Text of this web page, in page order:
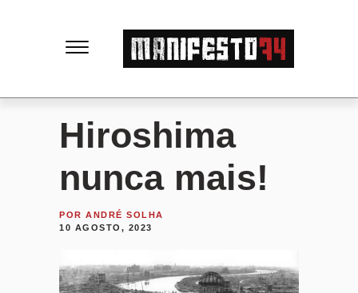
M
a
n
i
f
e
Hiroshima
nunca mais!
POR ANDRÉ SOLHA
10 AGOSTO, 2023